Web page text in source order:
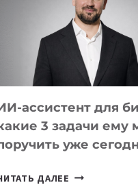
РАЗВИВАЮТ
ОБРАЗОВАНИЕ
ТАДЖИКИСТАНА
ассистент для
3 задачи ему
уже
ДАЛЕЕ ИИ-